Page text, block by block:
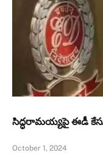
సిద్ధరామయ్యపై ఈడీ
October 1, 2024